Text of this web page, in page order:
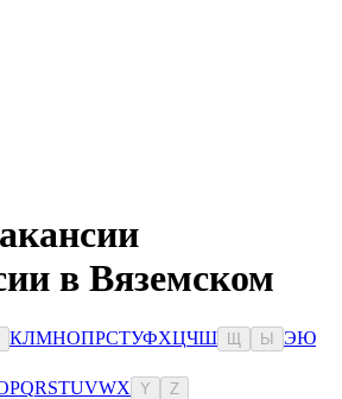
в Вяземском
КЛМНОПРСТУФХЦЧШ Ы ЭЮ
PQRSTUVWX Y Z